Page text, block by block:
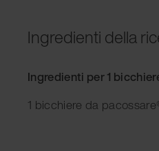
Ingredienti della
Ingredienti per 1
1 bicchiere da